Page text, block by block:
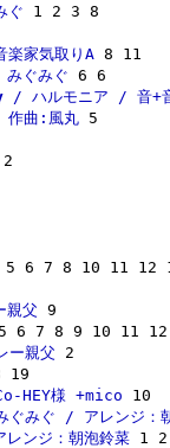
ぐ
家気取りA
ぐみぐ
/ ハルモニア / 音+
曲:風丸
父
親父
HEY様 +mico
ぐみぐ / アレンジ：
ンジ：朝泡鈴菜